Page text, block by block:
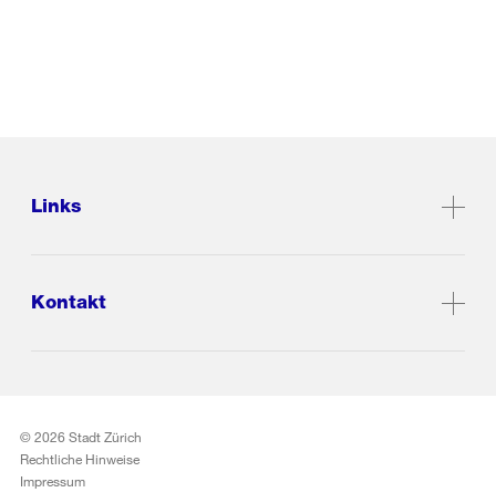
Links
Kontakt
© 2026 Stadt Zürich
Rechtliche Hinweise
Impressum